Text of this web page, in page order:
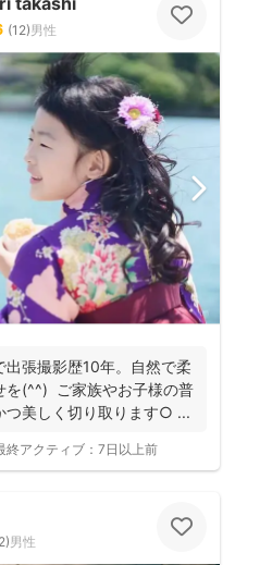
(12)男性
出張撮影歴10年。自然で柔
を(^^) ご家族やお子様の普
つ美しく切り取ります○ ...
終アクティブ： 7日以上前
2)男性